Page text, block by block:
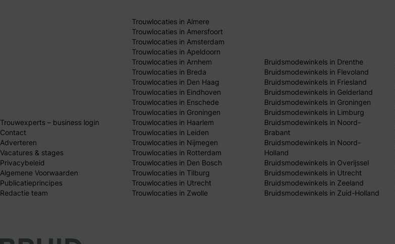
Trouwexperts – business login
Contact
Adverteren
Vacatures & stages
Privacybeleid
Algemene Voorwaarden
Publicatieprincipes
Redactie team
Trouwlocaties in Almere
Trouwlocaties in Amersfoort
Trouwlocaties in Amsterdam
Trouwlocaties in Apeldoorn
Trouwlocaties in Arnhem
Trouwlocaties in Breda
Trouwlocaties in Den Haag
Trouwlocaties in Eindhoven
Trouwlocaties in Enschede
Trouwlocaties in Groningen
Trouwlocaties in Haarlem
Trouwlocaties in Leiden
Trouwlocaties in Nijmegen
Trouwlocaties in Rotterdam
Trouwlocaties in Den Bosch
Trouwlocaties in Tilburg
Trouwlocaties in Utrecht
Trouwlocaties in Zwolle
Bruidsmodewinkels in Drenthe
Bruidsmodewinkels in Flevoland
Bruidsmodewinkels in Friesland
Bruidsmodewinkels in Gelderland
Bruidsmodewinkels in Groningen
Bruidsmodewinkels in Limburg
Bruidsmodewinkels in Noord-
Brabant
Bruidsmodewinkels in Noord-
Holland
Bruidsmodewinkels in Overijssel
Bruidsmodewinkels in Utrecht
Bruidsmodewinkels in Zeeland
Bruidsmodewinkels in Zuid-Holland